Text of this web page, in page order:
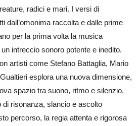
radici e mari. I versi di
dall’omonima raccolta e dalle prime
per la prima volta la musica
intreccio sonoro potente e inedito.
artisti come Stefano Battaglia, Mario
esplora una nuova dimensione,
spazio tra suono, ritmo e silenzio.
di risonanza, slancio e ascolto
percorso, la regia attenta e rigorosa